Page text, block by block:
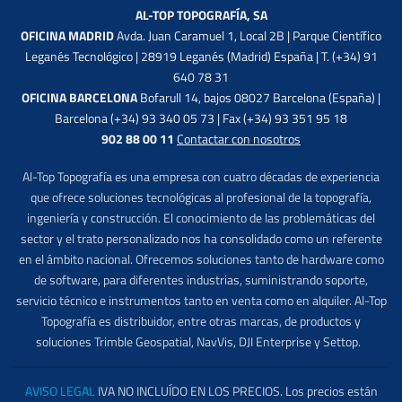
AL-TOP TOPOGRAFÍA, SA
OFICINA MADRIDAvda. Juan Caramuel 1, Local 2B | Parque Científico
Leganés Tecnológico | 28919 Leganés (Madrid) España | T. (+34) 91
640 78 31
OFICINA BARCELONABofarull 14, bajos 08027 Barcelona (España) |
Barcelona (+34) 93 340 05 73 | Fax (+34) 93 351 95 18
902 88 00 11 Contactar con nosotros
Al-Top Topografía es una empresa con cuatro décadas de experiencia
que ofrece soluciones tecnológicas al profesional de la topografía,
ingeniería y construcción. El conocimiento de las problemáticas del
sector y el trato personalizado nos ha consolidado como un referente
en el ámbito nacional. Ofrecemos soluciones tanto de hardware como
de software, para diferentes industrias, suministrando soporte,
servicio técnico e instrumentos tanto en venta como en alquiler. Al-Top
Topografía es distribuidor, entre otras marcas, de productos y
soluciones Trimble Geospatial, NavVis, DJI Enterprise y Settop.
AVISO LEGALIVA NO INCLUÍDO EN LOS PRECIOS. Los precios están